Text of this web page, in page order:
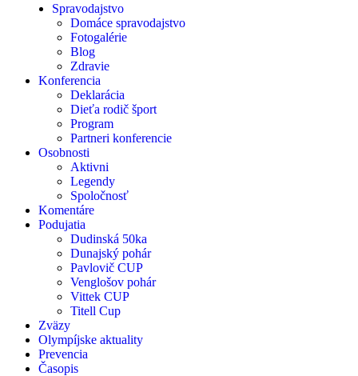
Spravodajstvo
Domáce spravodajstvo
Fotogalérie
Blog
Zdravie
Konferencia
Deklarácia
Dieťa rodič šport
Program
Partneri konferencie
Osobnosti
Aktivni
Legendy
Spoločnosť
Komentáre
Podujatia
Dudinská 50ka
Dunajský pohár
Pavlovič CUP
Venglošov pohár
Vittek CUP
Titell Cup
Zväzy
Olympíjske aktuality
Prevencia
Časopis